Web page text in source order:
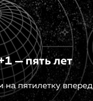
— пять лет
на пятилетку вперед